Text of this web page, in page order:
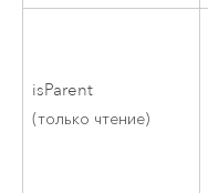
isParent
(только чтение)